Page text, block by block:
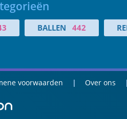
BALLEN 442
voorwaarden Over ons